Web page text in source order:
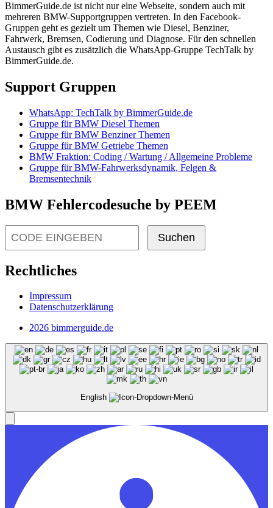
BimmerGuide.de ist nicht nur eine Webseite, sondern auch mit
mehreren BMW-Supportgruppen vertreten. In den Facebook-
Gruppen geht es gezielt um Themen wie Diesel, Benziner,
Fahrwerk, Bremsen, Codierung und Diagnose. Für den schnellen
Austausch gibt es zusätzlich die WhatsApp-Gruppe TechTalk by
BimmerGuide.de.
Support Gruppen
WhatsApp: TechTalk by BimmerGuide.de
Gruppe für BMW Diesel Themen
Gruppe für BMW Benziner Themen
Gruppe für BMW Getriebe Themen
BMW Fraktion: Coding / Wartung / Allgemeine Probleme
Gruppe für BMW-Fahrwerksdynamik, Felgen &
Bremsentechnik
BMW Fehlercodesuche by PEEM
Suchen
Rechtliches
Impressum
Datenschutzerklärung
2026 bimmerguide.de
English